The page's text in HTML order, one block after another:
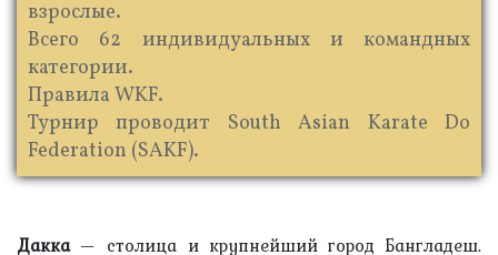
взрослые.
Всего 62 индивидуальных и командных
категории.
Правила WKF.
Турнир проводит South Asian Karate Do
Federation (SAKF).
Дакка— столица и крупнейший город Бангладеш.